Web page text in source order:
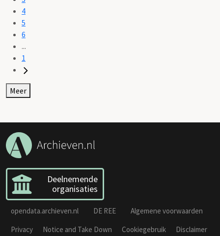
4
5
6
...
1
Meer
Deelnemende
organisaties
opendata.archieven.nl DE REE
Algemene voorwaarden
Privacy
Notice and Take Down Cookiegebruik Disclaimer